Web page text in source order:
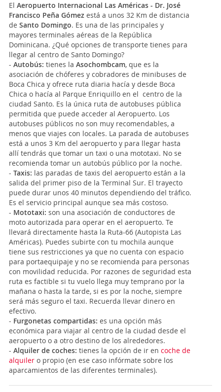
El Aeropuerto Internacional Las Américas - Dr. José
Francisco Peña Gómez está a unos 32 Km de distancia
de Santo Domingo. Es una de las principales y
mayores terminales aéreas de la República
Dominicana. ¿Qué opciones de transporte tienes para
llegar al centro de Santo Domingo?
- Autobús: tienes la Asochombcam, que es la
asociación de chóferes y cobradores de minibuses de
Boca Chica y ofrece ruta diaria hacía y desde Boca
Chica o hacía al Parque Enriquillo en el centro de la
ciudad Santo. Es la única ruta de autobuses pública
permitida que puede acceder al Aeropuerto. Los
autobuses públicos no son muy recomendables, a
menos que viajes con locales. La parada de autobuses
está a unos 3 Km del aeropuerto y para llegar hasta
allí tendrás que tomar un taxi o una mototaxi. No se
recomienda tomar un autobús público por la noche.
- Taxis: las paradas de taxis del aeropuerto están a la
salida del primer piso de la Terminal Sur. El trayecto
puede durar unos 40 minutos dependiendo del tráfico.
Es el servicio principal aunque sea más costoso.
- Mototaxi: son una asociación de conductores de
moto autorizada para operar en el aeropuerto. Te
llevará directamente hasta la Ruta-66 (Autopista Las
Américas). Puedes subirte con tu mochila aunque
tiene sus restricciones ya que no cuenta con espacio
para portaequipaje y no se recomienda para personas
con movilidad reducida. Por razones de seguridad esta
ruta es factible si tu vuelo llega muy temprano por la
mañana o hasta la tarde, si es por la noche, siempre
será más seguro el taxi. Recuerda llevar dinero en
efectivo.
- Furgonetas compartidas: es una opción más
económica para viajar al centro de la ciudad desde el
aeropuerto o a otro destino de los alrededores.
- Alquiler de coches: tienes la opción de ir en coche de
alquiler o propio (en ese caso infórmate sobre los
aparcamientos de las diferentes terminales).